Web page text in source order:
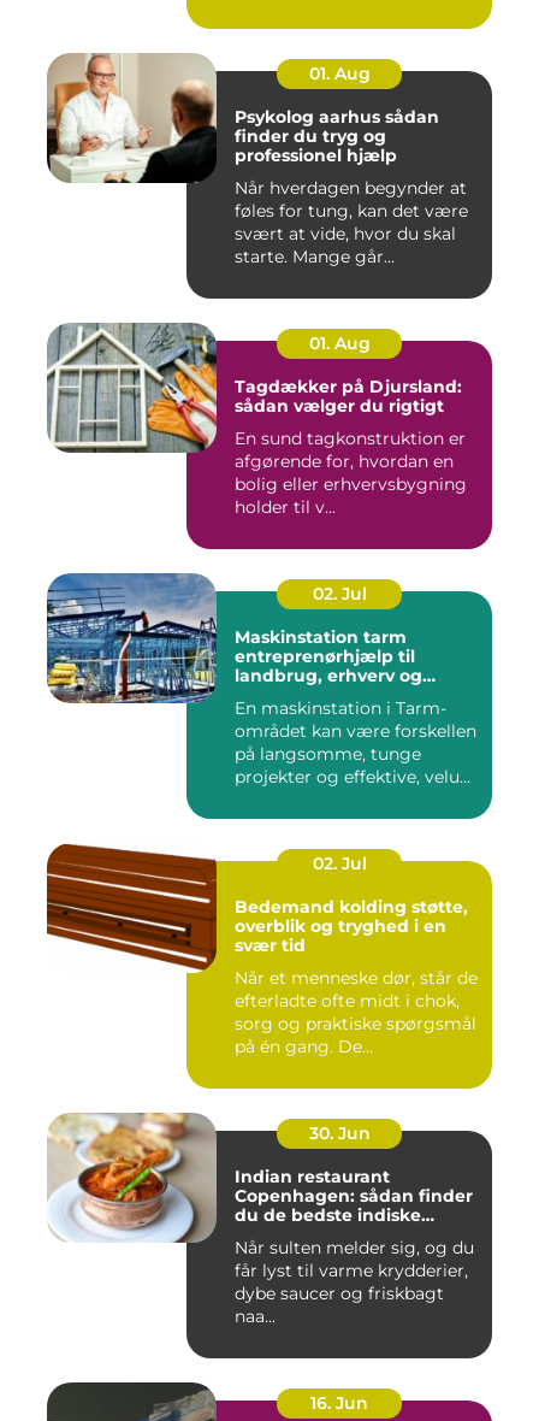
01. Aug
Psykolog aarhus sådan
finder du tryg og
professionel hjælp
Når hverdagen begynder at
føles for tung, kan det være
svært at vide, hvor du skal
starte. Mange går...
01. Aug
Tagdækker på Djursland:
sådan vælger du rigtigt
En sund tagkonstruktion er
afgørende for, hvordan en
bolig eller erhvervsbygning
holder til v...
02. Jul
Maskinstation tarm
entreprenørhjælp til
landbrug, erhverv og
En maskinstation i Tarm-
området kan være forskellen
på langsomme, tunge
projekter og effektive, velu...
02. Jul
Bedemand kolding støtte,
overblik og tryghed i en
svær tid
Når et menneske dør, står de
efterladte ofte midt i chok,
sorg og praktiske spørgsmål
på én gang. De...
30. Jun
Indian restaurant
Copenhagen: sådan finder
du de bedste indiske
Når sulten melder sig, og du
får lyst til varme krydderier,
dybe saucer og friskbagt
naa...
16. Jun